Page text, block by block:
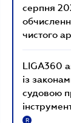
серпня
чистого
LIGA360
із
судовою
R